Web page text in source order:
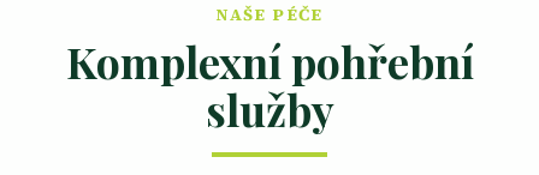
NAŠE PÉČE
Komplexní pohřební
služby